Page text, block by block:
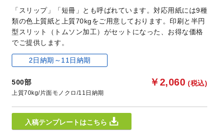
「スリップ」「短冊」とも呼ばれています。対応用紙には9種
類の色上質紙と上質70kgをご用意しております。印刷と半円
型スリット（トムソン加工）がセットになった、お得な価格
でご提供します。
2日納期～11日納期
500部 ￥2,060 (税込)
上質70kg 片面モノクロ 11日納期
入稿テンプレートはこちら